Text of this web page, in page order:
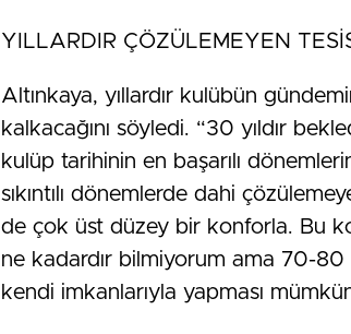
YILLARDIR ÇÖZÜLEMEYEN
Altınkaya, yıllardır kulübün
kalkacağını söyledi. “30 yıldır
kulüp tarihinin en başarılı
sıkıntılı dönemlerde dahi
de çok üst düzey bir konforla. Bu
ne kadardır bilmiyorum ama 70-80
kendi imkanlarıyla yapması